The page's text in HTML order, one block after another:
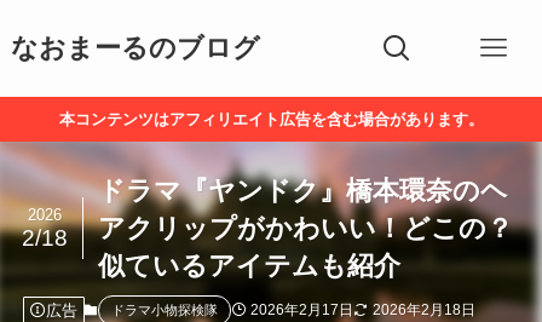
なおまーるのブログ
本コンテンツはアフィリエイト広告を含む場合があります。
ドラマ『ヤンドク』橋本環奈のヘ
アクリップがかわいい！どこの？
似ているアイテムも紹介
2026
2/18
広告 ドラマ小物探検隊 2026年2月17日 2026年2月18日